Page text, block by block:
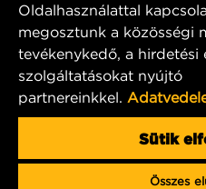
MANN+HUMMEL FT
ul. Wrocławska 145,
63-800 GOSTYŃ,
Tel. +48 65 572 89 00
E-mail:info@mann-
Oldalhasználattal
megosztunk a közösségi
tevékenykedő, a hirdetési
szolgáltatásokat nyújtó
partnereinkkel.
Sütik
Összes